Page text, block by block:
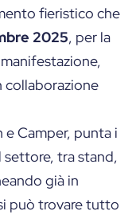
fieristico che
2025, per la
collaborazione
Camper, punta i
tra stand,
già in
può trovare tutto